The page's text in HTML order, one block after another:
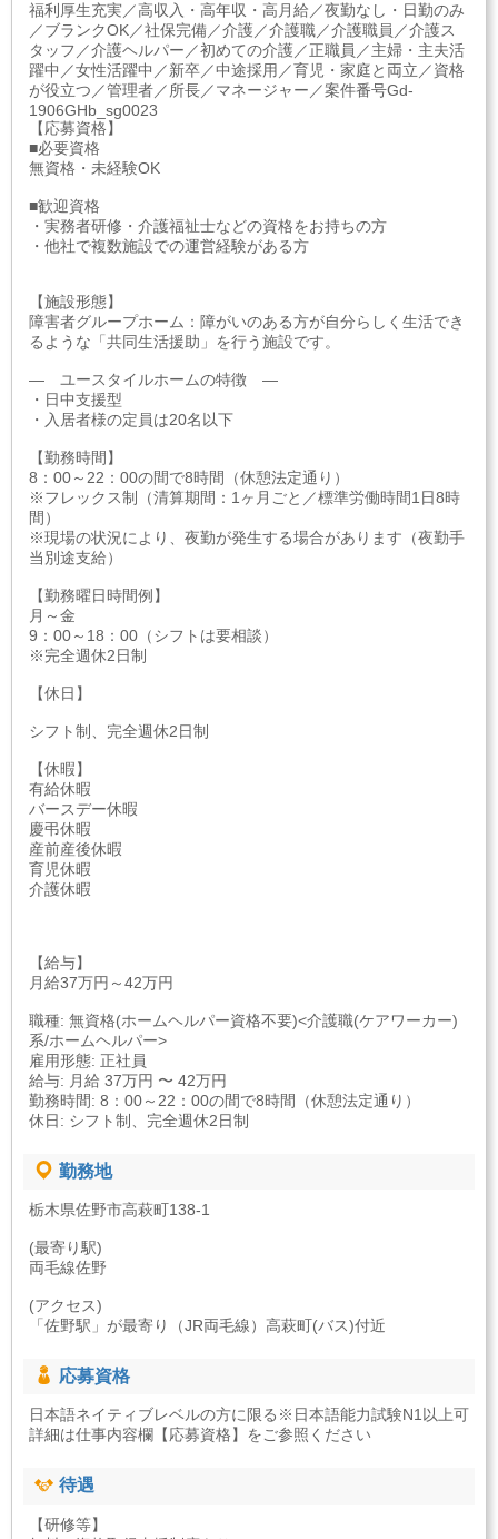
福利厚生充実／高収入・高年収・高月給／夜勤なし・日勤のみ
／ブランクOK／社保完備／介護／介護職／介護職員／介護ス
タッフ／介護ヘルパー／初めての介護／正職員／主婦・主夫活
躍中／女性活躍中／新卒／中途採用／育児・家庭と両立／資格
が役立つ／管理者／所長／マネージャー／案件番号Gd-
1906GHb_sg0023
【応募資格】
■必要資格
無資格・未経験OK
■歓迎資格
・実務者研修・介護福祉士などの資格をお持ちの方
・他社で複数施設での運営経験がある方
【施設形態】
障害者グループホーム：障がいのある方が自分らしく生活でき
るような「共同生活援助」を行う施設です。
― ユースタイルホームの特徴 ―
・日中支援型
・入居者様の定員は20名以下
【勤務時間】
8：00～22：00の間で8時間（休憩法定通り）
※フレックス制（清算期間：1ヶ月ごと／標準労働時間1日8時
間）
※現場の状況により、夜勤が発生する場合があります（夜勤手
当別途支給）
【勤務曜日時間例】
月～金
9：00～18：00（シフトは要相談）
※完全週休2日制
【休日】
シフト制、完全週休2日制
【休暇】
有給休暇
バースデー休暇
慶弔休暇
産前産後休暇
育児休暇
介護休暇
【給与】
月給37万円～42万円
職種: 無資格(ホームヘルパー資格不要)<介護職(ケアワーカー)
系/ホームヘルパー>
雇用形態: 正社員
給与: 月給 37万円 〜 42万円
勤務時間: 8：00～22：00の間で8時間（休憩法定通り）
休日: シフト制、完全週休2日制
勤務地
栃木県佐野市高萩町138-1
(最寄り駅)
両毛線佐野
(アクセス)
「佐野駅」が最寄り（JR両毛線）高萩町(バス)付近
応募資格
日本語ネイティブレベルの方に限る※日本語能力試験N1以上可
詳細は仕事内容欄【応募資格】をご参照ください
待遇
【研修等】